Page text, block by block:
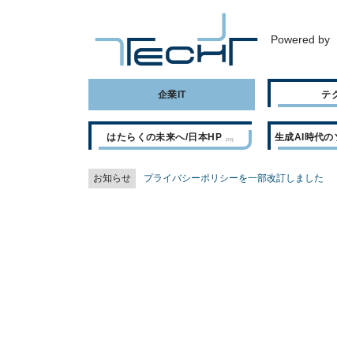
Powered by
企業IT テ
はたらくの未来へ/日本HP 生成AI時代の
お知らせ プライバシーポリシーを一部改訂しました